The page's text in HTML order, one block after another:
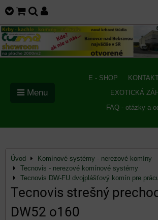
E - SHOP
EXOTICKÁ
FAQ - otázky a
Menu
Úvod
Komínové systémy - nerezové komíny
Tecnovis - nerezové komínové systémy
Tecnovis DW-FU dvojplášťový komín pre
Tecnovis strešný
DW52 o160